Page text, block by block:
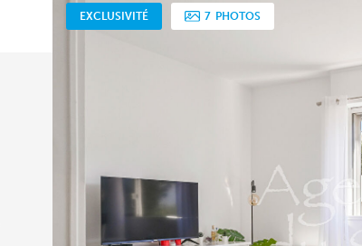
EXCLUSIVITÉ 7 PHOTOS